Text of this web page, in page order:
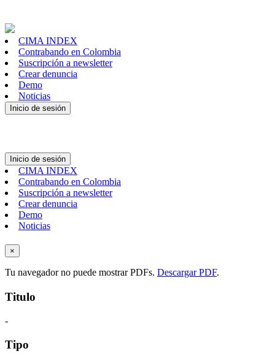
CIMA INDEX
Contrabando en Colombia
Suscripción a newsletter
Crear denuncia
Demo
Noticias
Inicio de sesión
Inicio de sesión
CIMA INDEX
Contrabando en Colombia
Suscripción a newsletter
Crear denuncia
Demo
Noticias
×
Tu navegador no puede mostrar PDFs. Descargar PDF.
Titulo
-
Tipo